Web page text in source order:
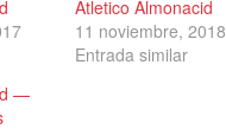
Atletico Almonacid
11 noviembre, 2018
Entrada similar
—